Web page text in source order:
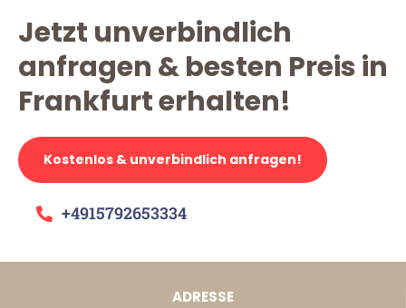
Jetzt unverbindlich
anfragen & besten Preis in
Frankfurt erhalten!
Kostenlos & unverbindlich anfragen!
+4915792653334
ADRESSE